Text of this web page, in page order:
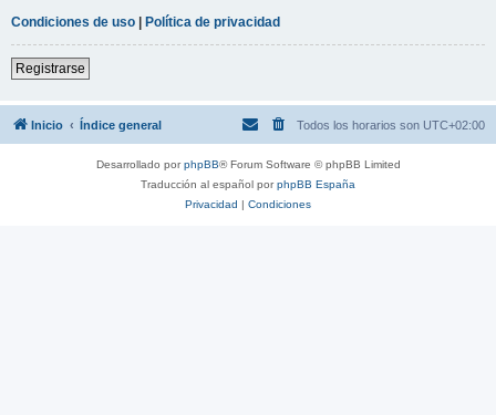
Condiciones de uso | Política de privacidad
Registrarse
Inicio Índice general Todos los horarios son UTC+02:00
Desarrollado porphpBB® Forum Software © phpBB Limited
Traducción al español porphpBB España
Privacidad | Condiciones